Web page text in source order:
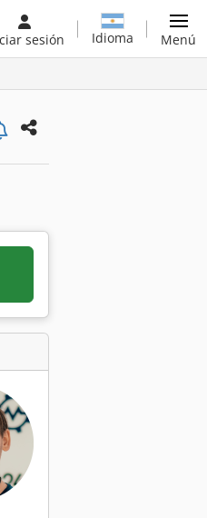
sesión Idioma Menú